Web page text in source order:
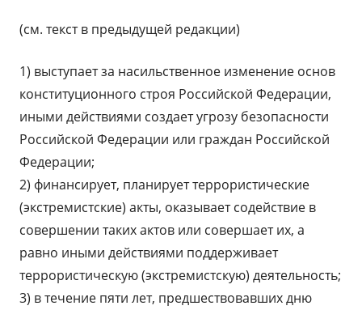
(см. текст в предыдущей редакции)
1) выступает за насильственное изменение основ
конституционного строя Российской Федерации,
иными действиями создает угрозу безопасности
Российской Федерации или граждан Российской
Федерации;
2) финансирует, планирует террористические
(экстремистские) акты, оказывает содействие в
совершении таких актов или совершает их, а
равно иными действиями поддерживает
террористическую (экстремистскую) деятельность;
3) в течение пяти лет, предшествовавших дню